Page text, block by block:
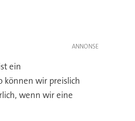
ein
können wir preislich
wenn wir eine